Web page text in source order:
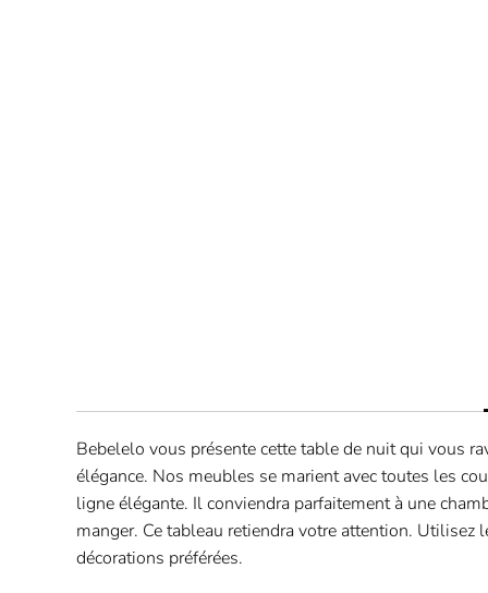
Bebelelo vous présente cette table de nuit qui vous
élégance. Nos meubles se marient avec toutes les
ligne élégante. Il conviendra parfaitement à une
manger. Ce tableau retiendra votre attention.
décorations préférées.